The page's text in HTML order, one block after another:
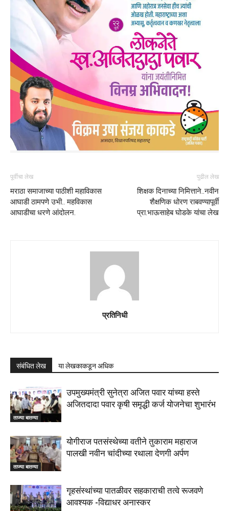
पूर्वीचा लेख
मराठा समाजाच्या पाठीशी महाविकास
आघाडी ठामपणे उभी.. महविकास
आघाडीचा धरणे आंदोलन.
पुढील लेख
शिक्षक दिनाच्या निमित्ताने..नवीन
शैक्षणिक धोरण राबवण्यापूर्वी
प्रा.भाऊसाहेब घोडके यांचा लेख
प्रतिनिधी
संबंधित लेख या लेखकाकडून अधिक
ताज्या बातम्या
उपमुख्यमंत्री सुनेत्रा अजित पवार यांच्या हस्ते
अजितदादा पवार कृषी समृद्धी कर्ज योजनेचा शुभारंभ
ताज्या बातम्या
योगीराज पतसंस्थेच्या वतीने तुकाराम महाराज
पालखी नवीन चांदीच्या रथाला देणगी अर्पण
गृहसंस्थांच्या पातळीवर सहकाराची तत्वे रूजवणे
आवश्यक -विद्याधर अनास्कर